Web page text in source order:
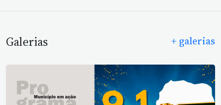
Galerias + galerias